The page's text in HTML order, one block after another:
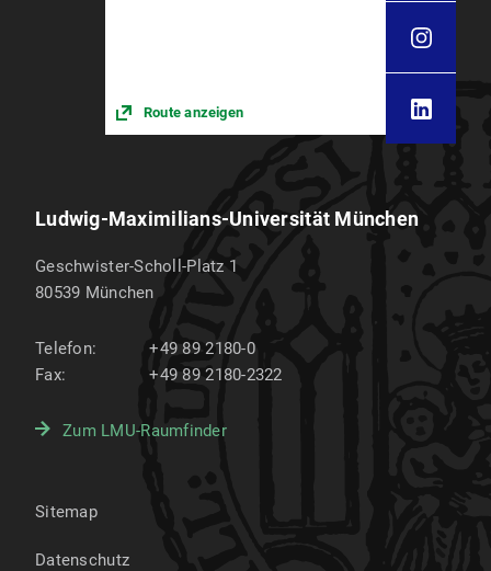
Route anzeigen
Ludwig-Maximilians-Universität München
Geschwister-Scholl-Platz 1
80539 München
Telefon:
+49 89 2180-0
Fax:
+49 89 2180-2322
Zum LMU-Raumfinder
Sitemap
Datenschutz